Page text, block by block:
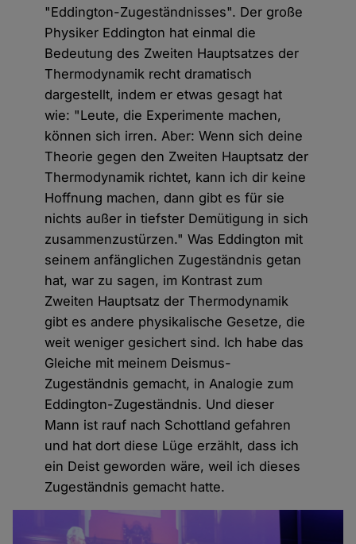
"Eddington-Zugeständnisses". Der große
Physiker Eddington hat einmal die
Bedeutung des Zweiten Hauptsatzes der
Thermodynamik recht dramatisch
dargestellt, indem er etwas gesagt hat
wie: "Leute, die Experimente machen,
können sich irren. Aber: Wenn sich deine
Theorie gegen den Zweiten Hauptsatz der
Thermodynamik richtet, kann ich dir keine
Hoffnung machen, dann gibt es für sie
nichts außer in tiefster Demütigung in sich
zusammenzustürzen." Was Eddington mit
seinem anfänglichen Zugeständnis getan
hat, war zu sagen, im Kontrast zum
Zweiten Hauptsatz der Thermodynamik
gibt es andere physikalische Gesetze, die
weit weniger gesichert sind. Ich habe das
Gleiche mit meinem Deismus-
Zugeständnis gemacht, in Analogie zum
Eddington-Zugeständnis. Und dieser
Mann ist rauf nach Schottland gefahren
und hat dort diese Lüge erzählt, dass ich
ein Deist geworden wäre, weil ich dieses
Zugeständnis gemacht hatte.